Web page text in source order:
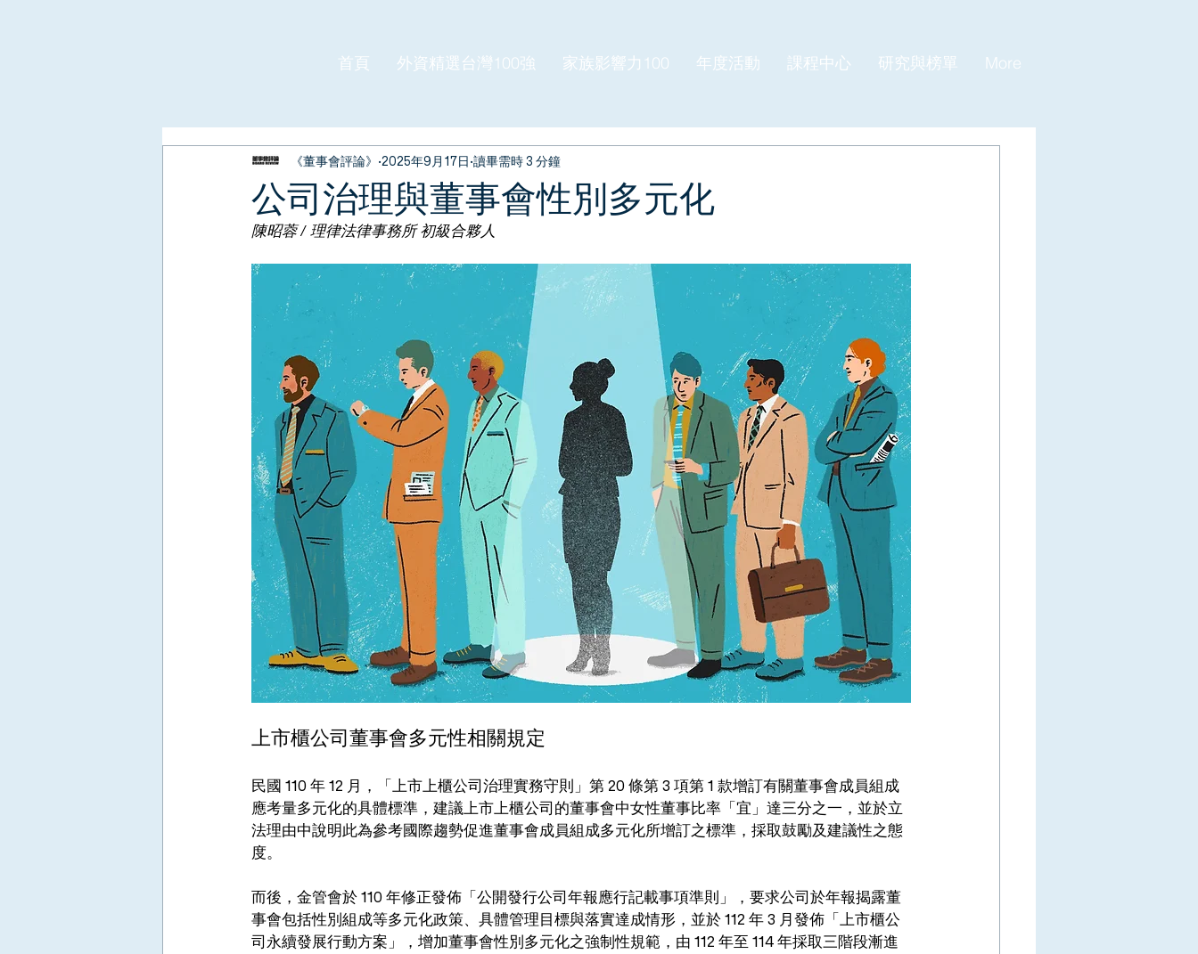
首頁 外資精選台灣100強 家族影響力100 年度活動 課程中心 研究與榜單 More
公司治理與董事會性別多元化
《董事會評論》 2025年9月17日 讀畢需時 3 分鐘
陳昭蓉 / 理律法律事務所 初級合夥人
上市櫃公司董事會多元性相關規定
民國 110 年 12 月，「上市上櫃公司治理實務守則」第 20 條第 3 項第 1 款增訂有關董事會成員組成
應考量多元化的具體標準，建議上市上櫃公司的董事會中女性董事比率「宜」達三分之一，並於立
法理由中說明此為參考國際趨勢促進董事會成員組成多元化所增訂之標準，採取鼓勵及建議性之態
度。
而後，金管會於 110 年修正發佈「公開發行公司年報應行記載事項準則」，要求公司於年報揭露董
事會包括性別組成等多元化政策、具體管理目標與落實達成情形，並於 112 年 3 月發佈「上市櫃公
司永續發展行動方案」，增加董事會性別多元化之強制性規範，由 112 年至 114 年採取三階段漸進